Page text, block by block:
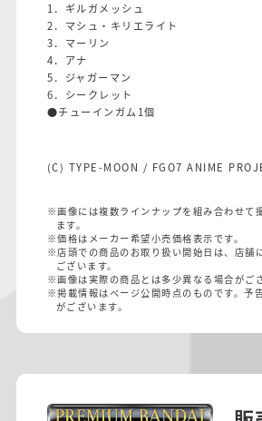
1．ギルガメッシュ
2．マシュ・キリエライト
3．マーリン
4．アナ
5．ジャガーマン
6．シークレット
●チューインガム1個
(C) TYPE-MOON / FGO7 ANIME
※画像には複数ラインナップを組み合わせて
ます。
※価格はメーカー希望小売価格表示です。
※店頭での商品のお取り扱い開始日は、店舗
ございます。
※画像は実際の商品とは多少異なる場合がござ
※掲載情報はページ公開時点のものです。予
がございます。